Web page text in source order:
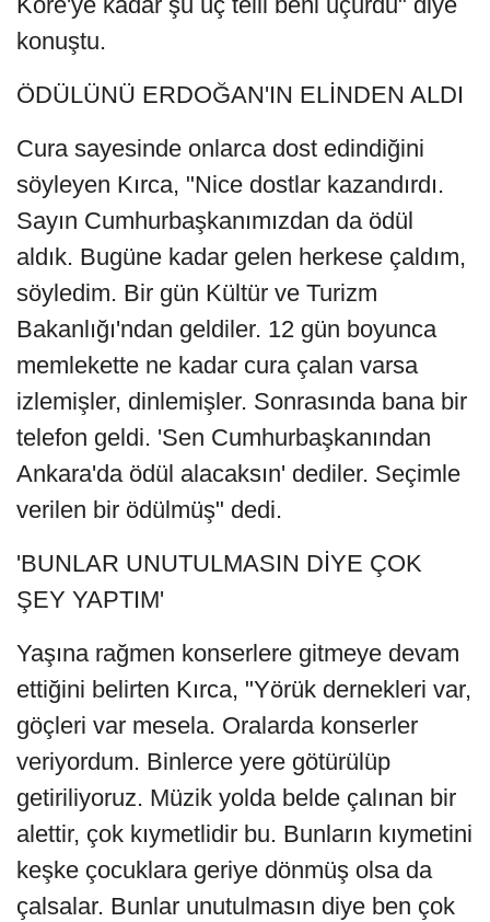
konuştu.
ÖDÜLÜNÜ ERDOĞAN'IN ELİNDEN ALDI
Cura sayesinde onlarca dost edindiğini
söyleyen Kırca, "Nice dostlar kazandırdı.
Sayın Cumhurbaşkanımızdan da ödül
aldık. Bugüne kadar gelen herkese çaldım,
söyledim. Bir gün Kültür ve Turizm
Bakanlığı'ndan geldiler. 12 gün boyunca
memlekette ne kadar cura çalan varsa
izlemişler, dinlemişler. Sonrasında bana bir
telefon geldi. 'Sen Cumhurbaşkanından
Ankara'da ödül alacaksın' dediler. Seçimle
verilen bir ödülmüş" dedi.
'BUNLAR UNUTULMASIN DİYE ÇOK
ŞEY YAPTIM'
Yaşına rağmen konserlere gitmeye devam
ettiğini belirten Kırca, "Yörük dernekleri var,
göçleri var mesela. Oralarda konserler
veriyordum. Binlerce yere götürülüp
getiriliyoruz. Müzik yolda belde çalınan bir
alettir, çok kıymetlidir bu. Bunların kıymetini
keşke çocuklara geriye dönmüş olsa da
çalsalar. Bunlar unutulmasın diye ben çok